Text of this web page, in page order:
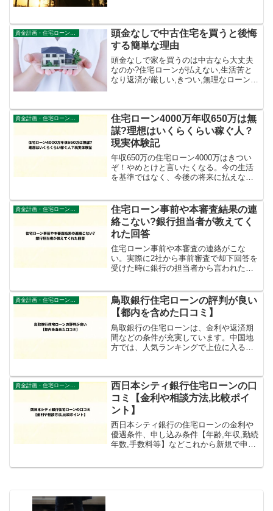
資金計画・住宅ローン審査
頭金なしで中古住宅を買うと後悔
する簡単な理由
頭金なしで家を買うのは中古なら大丈夫
なのか?住宅ローンが払えない,生活苦と
なり返済が厳しい,きつい,無理なローンを
者がブログ形式でご紹介。
住宅ローン4000万年収650万は無
謀?理想はいくらくらい稼ぐ人？
現実体験記
年収650万の住宅ローン4000万はきつい
ぞ！やめとけと言いたくなる。今の生活
を基準ではなく、今後の将来に払えない
験者がご紹介しています。
資金計画・住宅ローン審査
住宅ローン事前や本審査結果の連
絡こない?銀行担当者が教えてく
れた回答
住宅ローン事前や本審査の連絡がこな
い。実際に2社から事前審査で却下回答を
受けた時に銀行の担当者から言われた内
ています。
資金計画・住宅ローン審査
鳥取銀行住宅ローンの評判が良い
【都内を含めた口コミ】
鳥取銀行の住宅ローンは、金利や返済期
間などの条件が充実しています。中国地
方では、人気ランキングで上位に入る金
す。しかし、住宅ローン審査は、審査基
準が厳しいのでしょうか？...
資金計画・住宅ローン審査
西日本シティ銀行住宅ローンの口
コミ【金利や相談方法,比較ポイ
ント】
西日本シティ銀行の住宅ローンの金利や
優遇条件、申し込み条件【年齢,年収,勤続
年数,手数料等】などこれから新規で申し